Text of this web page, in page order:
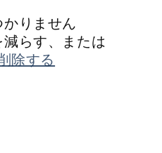
りません
らす、または
除する